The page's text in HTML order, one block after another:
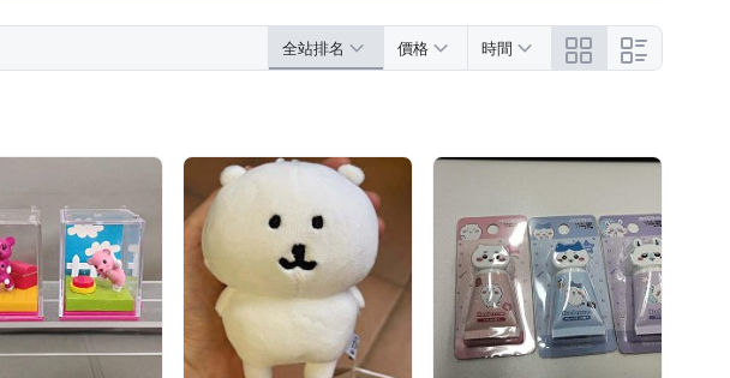
全站排名 價格 時間